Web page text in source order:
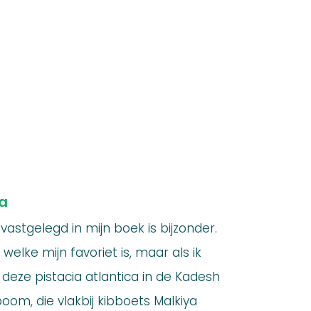
in mijn boek is bijzonder.
mijn favoriet is, maar als ik
pistacia atlantica in de Kadesh
die vlakbij kibboets Malkiya